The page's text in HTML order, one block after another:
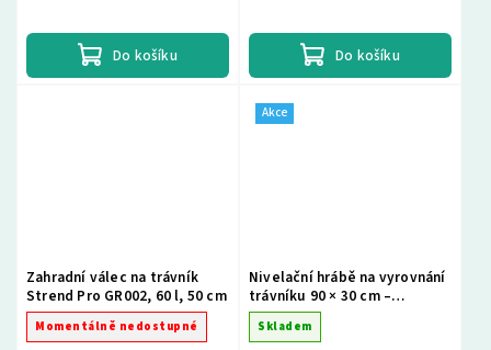
Do košíku Do košíku
Zahradní válec na trávník
Strend Pro GR002, 60 l, 50 cm
Momentálně nedostupné
Akce
Nivelační hrábě na vyrovnání
trávníku 90 × 30 cm –
pozinkované
Skladem